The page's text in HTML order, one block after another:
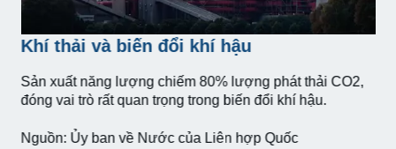
Khí thải và biến đổi khí hậu
Sản xuất năng lượng chiếm 80% lượng phát thải CO2,
đóng vai trò rất quan trọng trong biến đổi khí hậu.
Nguồn: Ủy ban về Nước của Liên hợp Quốc